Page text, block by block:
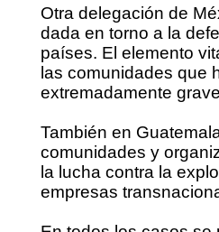
Otra delegación de
dada en torno a la
países. El elemento
las comunidades que
extremadamente
También en
comunidades y
la lucha contra la
empresas